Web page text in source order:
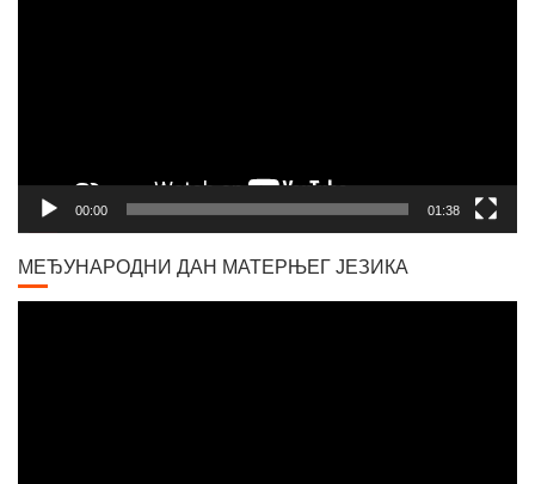
00:00 01:38
МЕЂУНАРОДНИ ДАН МАТЕРЊЕГ ЈЕЗИКА